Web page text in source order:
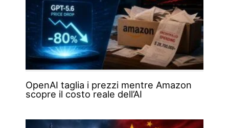
OpenAI taglia i prezzi mentre Amazon
scopre il costo reale dell’AI